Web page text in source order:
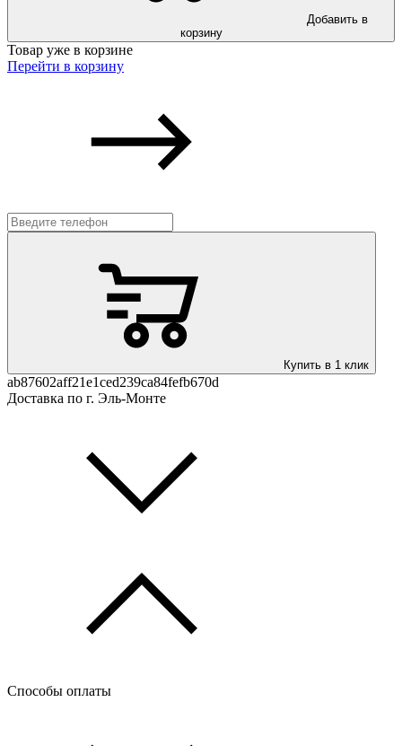
корзину
Товар уже в корзине
Перейти в корзину
Купить в 1 клик
ab87602aff21e1ced239ca84fefb670d
Доставка по г. Эль-Монте
Способы оплаты